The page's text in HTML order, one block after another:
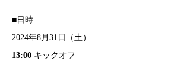
■日時
2024年8月31日（土）
13:00 キックオフ